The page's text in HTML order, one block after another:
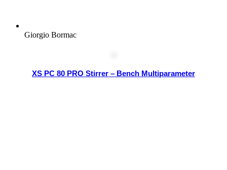
Giorgio Bormac
XS PC 80 PRO Stirrer – Bench Multiparameter